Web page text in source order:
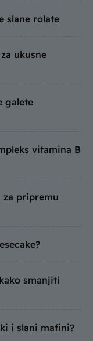
slane rolate
ukusne
galete
vitamina B
za pripremu
smanjiti
i slani mafini?